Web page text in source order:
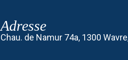
Adresse
Chau. de Namur 74a, 1300